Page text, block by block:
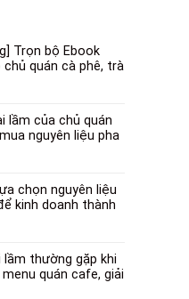
Trọn bộ Ebook
chủ quán cà phê, trà
lầm của chủ quán
nguyên liệu pha
chọn nguyên liệu
kinh doanh thành
lầm thường gặp khi
quán cafe, giải